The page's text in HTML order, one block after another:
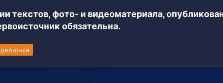
текстов, фото- и видеоматериала,
обязательна.